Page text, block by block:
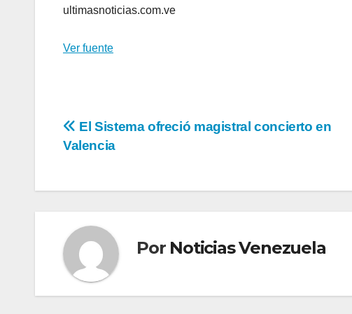
ultimasnoticias.com.ve
Ver fuente
Navegación
entradas
El Sistema ofreció magistral concierto en
Valencia
Por Noticias Venezuela